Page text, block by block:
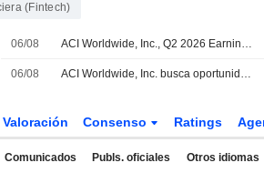
(Fintech)
06/08 ACI Worldwide, Inc., Q2 2026 Earnings Call, Aug 06, 2026
06/08 ACI Worldwide, Inc. busca oportunidades de adquisición
Valoración Consenso Ratings
Comunicados Publs. oficiales Otros idiomas